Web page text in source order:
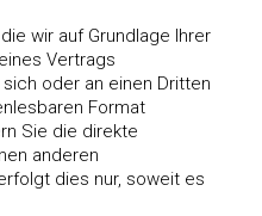
wir auf Grundlage Ihrer
Vertrags
oder an einen Dritten
Format
Sie die direkte
anderen
dies nur, soweit es